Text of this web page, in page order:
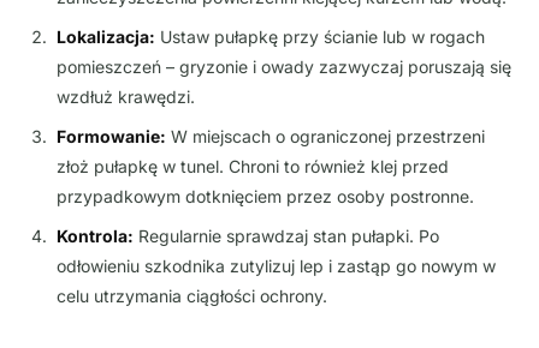
Lokalizacja: Ustaw pułapkę przy ścianie lub w rogach
pomieszczeń – gryzonie i owady zazwyczaj poruszają się
wzdłuż krawędzi.
Formowanie: W miejscach o ograniczonej przestrzeni
złoż pułapkę w tunel. Chroni to również klej przed
przypadkowym dotknięciem przez osoby postronne.
Kontrola: Regularnie sprawdzaj stan pułapki. Po
odłowieniu szkodnika zutylizuj lep i zastąp go nowym w
celu utrzymania ciągłości ochrony.